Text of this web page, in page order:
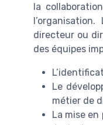
la
directeur ou
des équipes
Le
métier de
La mise